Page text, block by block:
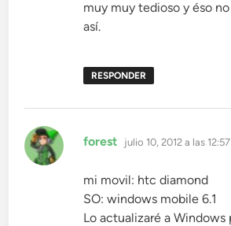
muy muy tedioso y éso
así.
RESPONDER
forest dice:
julio 10, 2012 a las
mi movil: htc diamond
SO: windows mobile 6.1
Lo actualizaré a Windows